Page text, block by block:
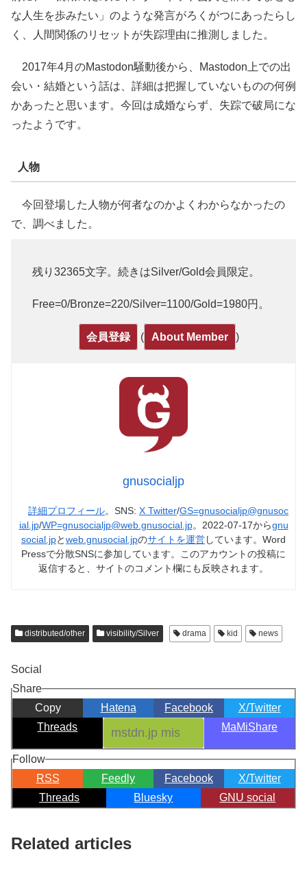
な人生を歩みたい」のような発言がろくがつにあったらし
く、人間関係のリセットが失踪理由に推測しました。
2017年4月のMastodon騒動後から、Mastodon上での出
会い・結婚という話は、詳細は把握していないものの何例
かあったと思います。今回は成婚ならず、失踪で破局にな
ったようです。
人物
今回登場した人物が何者なのかよくわからなかったの
で、調べました。
残り32365文字。続きはSilver/Gold会員限定。
Free=0/Bronze=220/Silver=1100/Gold=1980円。
会員登録 ( About Member )
gnusocialjp
詳細プロフィール。SNS: X Twitter/GS=gnusocialjp@gnusoc
ial.jp/WP=gnusocialjp@web.gnusocial.jp。2022-07-17からgnu
social.jpとweb.gnusocial.jpのサイトを運営しています。Word
Pressで分散SNSに参加しています。このアカウントの投稿に
返信すると、サイトのコメント欄にも反映されます。
distributed/other visibility/Silver drama kid news
Social
Share
Copy
Hatena Facebook
X/Twitter
Threads
MaMiShare
Follow
RSS
Feedly Facebook
X/Twitter
Threads
Bluesky GNU social
Related articles